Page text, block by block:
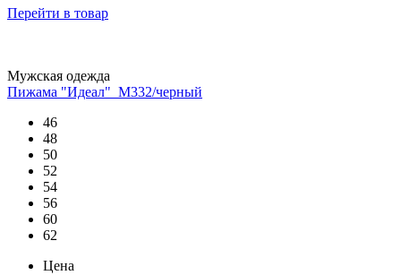
Перейти в товар
Мужская одежда
Пижама "Идеал"_М332/черный
46
48
50
52
54
56
60
62
Цена